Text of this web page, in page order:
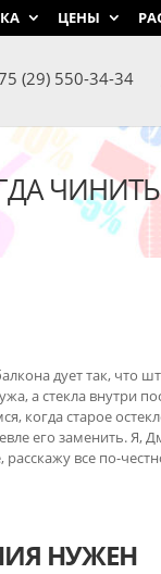
ЦЕНЫ
(29) 550-34-34
ЧИНИТЬ
дует так, что
а стекла внутри
когда старое
его заменить. Я,
все по-
НУЖЕН